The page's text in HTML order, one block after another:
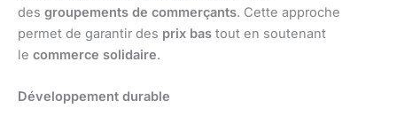
des groupements de commerçants. Cette approche
permet de garantir des prix bas tout en soutenant
le commerce solidaire.
Développement durable